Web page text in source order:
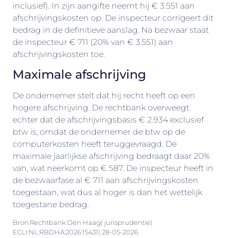
inclusief). In zijn aangifte neemt hij € 3.551 aan
afschrijvingskosten op. De inspecteur corrigeert dit
bedrag in de definitieve aanslag. Na bezwaar staat
de inspecteur € 711 (20% van € 3.551) aan
afschrijvingskosten toe.
Maximale afschrijving
De ondernemer stelt dat hij recht heeft op een
hogere afschrijving. De rechtbank overweegt
echter dat de afschrijvingsbasis € 2.934 exclusief
btw is, omdat de ondernemer de btw op de
computerkosten heeft teruggevraagd. De
maximale jaarlijkse afschrijving bedraagt daar 20%
van, wat neerkomt op € 587. De inspecteur heeft in
de bezwaarfase al € 711 aan afschrijvingskosten
toegestaan, wat dus al hoger is dan het wettelijk
toegestane bedrag.
Bron:Rechtbank Den Haag| jurisprudentie|
ECLI:NL:RBDHA:2026:15431| 28-05-2026